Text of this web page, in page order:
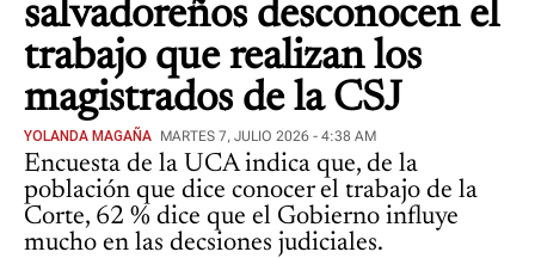
salvadoreños desconocen el
trabajo que realizan los
magistrados de la CSJ
YOLANDA MAGAÑA MARTES 7, JULIO 2026 - 4:38 AM
Encuesta de la UCA indica que, de la
población que dice conocer el trabajo de la
Corte, 62 % dice que el Gobierno influye
mucho en las decsiones judiciales.